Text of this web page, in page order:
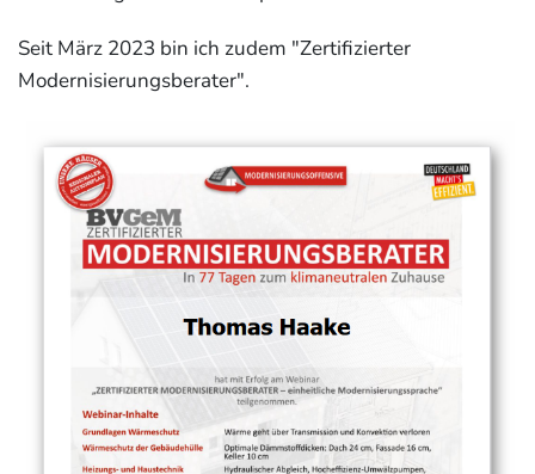
Seit März 2023 bin ich zudem "Zertifizierter
Modernisierungsberater".